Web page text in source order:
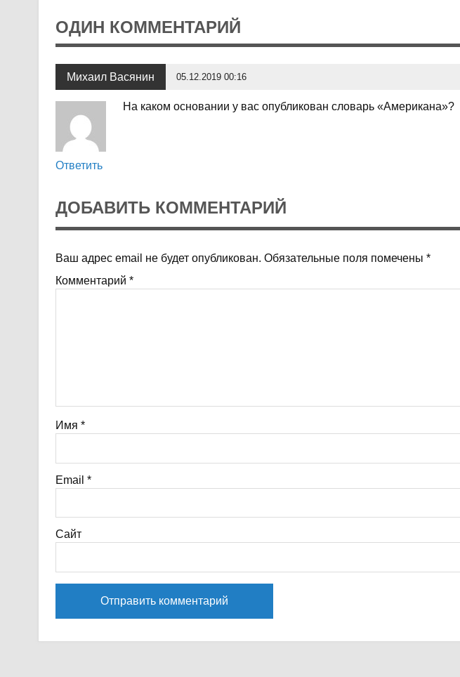
ОДИН КОММЕНТАРИЙ
Михаил Васянин 05.12.2019 00:16
На каком основании у вас опубликован словарь «Американа»?
Ответить
ДОБАВИТЬ КОММЕНТАРИЙ
Ваш адрес email не будет опубликован. Обязательные поля помечены *
Комментарий *
Имя *
Email *
Сайт